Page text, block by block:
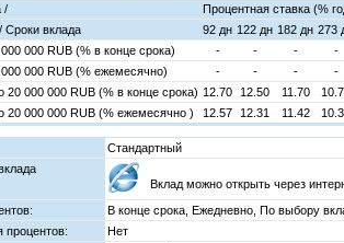
/
Процентная ставка (%
вклада
92 дн 122 дн 182 дн 273
000 000 RUB (% в конце срока) - - - -
000 000 RUB (% ежемесячно) - - - -
20 000 000 RUB (% в конце срока) 12.70 12.50 11.70
20 000 000 RUB (% ежемесячно ) 12.57 12.31 11.42
Стандартный
Вклад можно открыть через
В конце срока, Ежедневно, По выбору
процентов:
Нет